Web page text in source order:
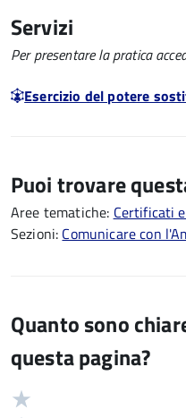
Servizi
Per presentare la pratica
Esercizio del potere
Puoi trovare
Aree tematiche: Certificati
Sezioni: Comunicare con
Quanto sono
questa pagina?
Valutazione